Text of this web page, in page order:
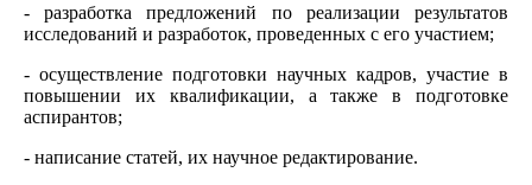
- разработка предложений по реализации результатов
исследований и разработок, проведенных с его участием;
- осуществление подготовки научных кадров, участие в
повышении их квалификации, а также в подготовке
аспирантов;
- написание статей, их научное редактирование.